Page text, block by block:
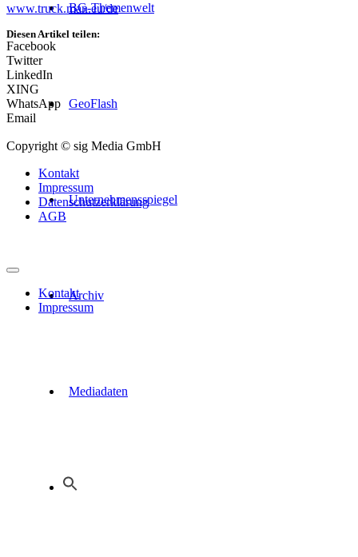
BG-Themenwelt
GeoFlash
Unternehmensspiegel
Archiv
Mediadaten
www.truck.man.eu/de
Diesen Artikel teilen:
Facebook
Twitter
LinkedIn
XING
WhatsApp
Email
Copyright © sig Media GmbH
Kontakt
Impressum
Datenschutzerklärung
AGB
Kontakt
Impressum